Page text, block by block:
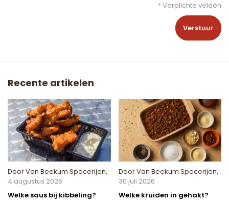
* Verplichte velden
Verstuur
Recente artikelen
DoorVan Beekum Specerijen,
4 augustus 2026
Welke saus bij kibbeling?
DoorVan Beekum Specerijen,
30 juli 2026
Welke kruiden in gehakt?